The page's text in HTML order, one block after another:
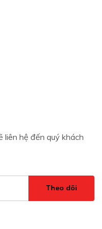
liên hệ đến quý khách
Theo dõi